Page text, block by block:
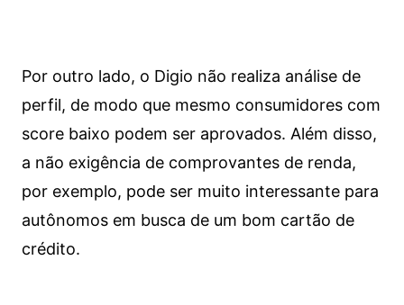
Por outro lado, o Digio não realiza análise de
perfil, de modo que mesmo consumidores com
score baixo podem ser aprovados. Além disso,
a não exigência de comprovantes de renda,
por exemplo, pode ser muito interessante para
autônomos em busca de um bom cartão de
crédito.